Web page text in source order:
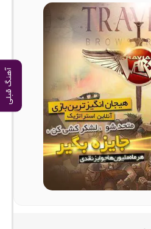
آهنگ قبلی